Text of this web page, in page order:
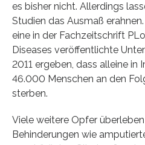
es bisher nicht. Allerdings
Studien das Ausmaß
eine in der Fachzeitschrift
Diseases veröffentlichte
2011 ergeben, dass alleine in
46.000 Menschen an den
sterben.
Viele weitere Opfer
Behinderungen wie